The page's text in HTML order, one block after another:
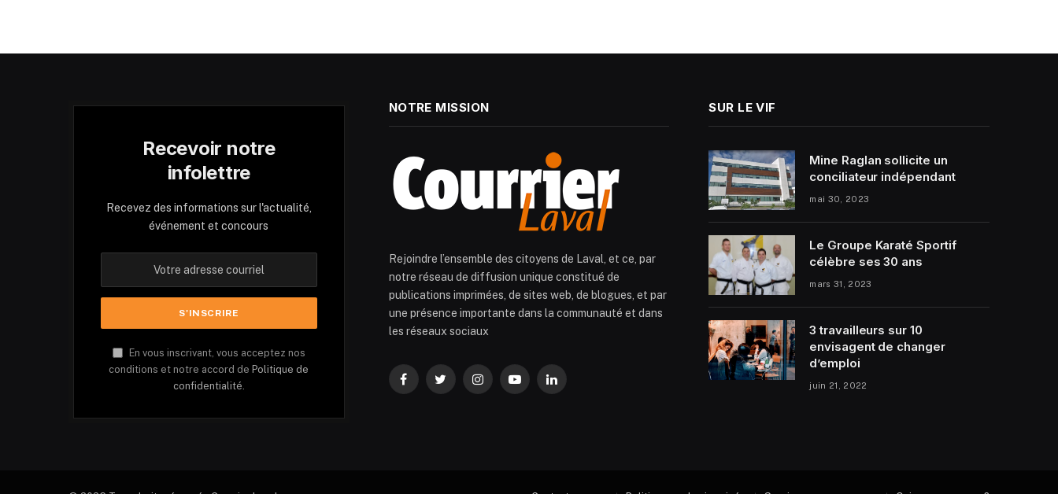
Recevoir notre
infolettre
Recevez des informations sur l'actualité,
événement et concours
En vous inscrivant, vous acceptez nos
conditions et notre accord de Politique de
confidentialité.
NOTRE MISSION
Rejoindre l’ensemble des citoyens de Laval, et ce, par
notre réseau de diffusion unique constitué de
publications imprimées, de sites web, de blogues, et par
une présence importante dans la communauté et dans
les réseaux sociaux
FacebookTwitterInstagramYouTubeLinkedIn
SUR LE VIF
Mine Raglan sollicite un
conciliateur indépendant
mai 30, 2023
Le Groupe Karaté Sportif
célèbre ses 30 ans
mars 31, 2023
3 travailleurs sur 10
envisagent de changer
d’emploi
juin 21, 2022